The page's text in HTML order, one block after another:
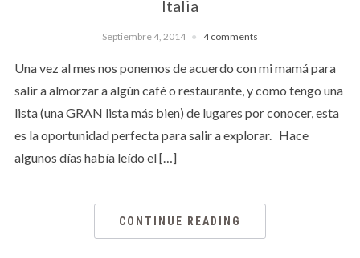
Italia
Septiembre 4, 2014 4 comments
Una vez al mes nos ponemos de acuerdo con mi mamá para
salir a almorzar a algún café o restaurante, y como tengo una
lista (una GRAN lista más bien) de lugares por conocer, esta
es la oportunidad perfecta para salir a explorar. Hace
algunos días había leído el […]
CONTINUE READING